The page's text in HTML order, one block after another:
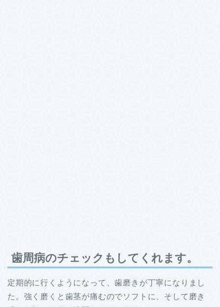
歯周病のチェックもしてくれます。
定期的に行くようになって、歯磨きが丁寧になりまし
た。強く磨くと歯茎が痛むのでソフトに、そして磨き